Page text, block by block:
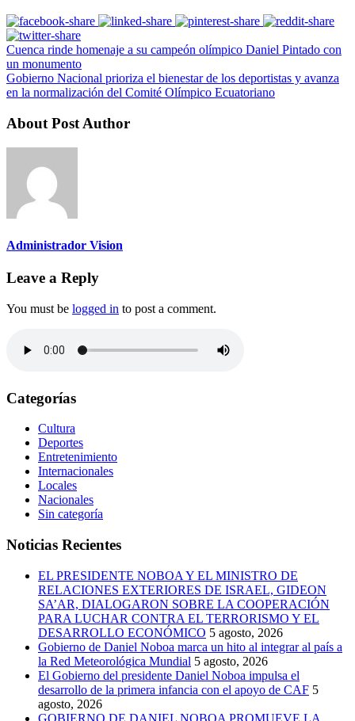
Cuenca rinde homenaje a su campeón olímpico Daniel Pintado con
un monumento
Gobierno Nacional prioriza el bienestar de los deportistas y avanza
en la normalización del Comité Olímpico Ecuatoriano
About Post Author
Administrador Vision
Leave a Reply
You must be logged in to post a comment.
Categorías
Cultura
Deportes
Entretenimiento
Internacionales
Locales
Nacionales
Sin categoría
Noticias Recientes
EL PRESIDENTE NOBOA Y EL MINISTRO DE
RELACIONES EXTERIORES DE ISRAEL, GIDEON
SA’AR, DIALOGARON SOBRE LA COOPERACIÓN
PARA LUCHAR CONTRA EL TERRORISMO Y EL
DESARROLLO ECONÓMICO 5 agosto, 2026
Gobierno de Daniel Noboa marca un hito al integrar al país a
la Red Meteorológica Mundial 5 agosto, 2026
El Gobierno del presidente Daniel Noboa impulsa el
desarrollo de la primera infancia con el apoyo de CAF 5
agosto, 2026
GOBIERNO DE DANIEL NOBOA PROMUEVE LA